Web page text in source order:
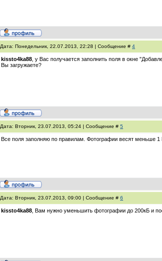
Дата: Понедельник, 22.07.2013, 22:28 | Сообщение # 4
kissto4ka88 , у Вас получается заполнить поля в окне
Вы загружаете?
Дата: Вторник, 23.07.2013, 05:24 | Сообщение # 5
Все поля заполняю по правилам. Фотографии весят меньше 1
Дата: Вторник, 23.07.2013, 09:00 | Сообщение # 6
kissto4ka88 , Вам нужно уменьшить фотографии до 200кБ и